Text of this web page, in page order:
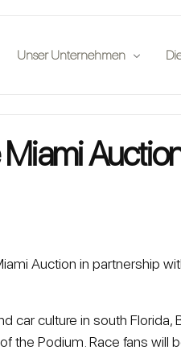
vor Ort
Unser Unternehmen
Veröffentlichungen
Partner
Auction in partnership
car culture in south
the Podium. Race fans